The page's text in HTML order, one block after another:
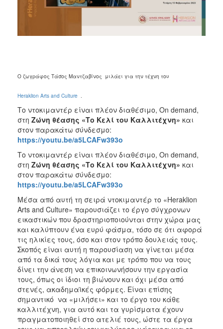
2016
2013
2010
2006
ΤΟΠΟΣ
ΠΟΛΙΤΙΣΜΟΣ
ΑΝΘΕΚΤΙΚΗ
ΠΟΛΗ
Ο ζωγράφος Τάσος Μαντζαβίνος μιλάει για την τέχνη του
Heraklion Arts and Culture .
Το ντοκιμαντέρ είναι πλέον διαθέσιμο, On demand,
στη Ζώνη θέασης «Το Κελί του Καλλιτέχνη» και
στον παρακάτω σύνδεσμο:
https://youtu.be/a5LCAFw393o
Το ντοκιμαντέρ είναι πλέον διαθέσιμο, On demand,
στη Ζώνη θέασης «Το Κελί του Καλλιτέχνη» και
στον παρακάτω σύνδεσμο:
https://youtu.be/a5LCAFw393o
Μέσα από αυτή τη σειρά ντοκιμαντέρ το «Heraklion
Arts and Culture» παρουσιάζει το έργο σύγχρονων
εικαστικών που δραστηριοποιούνται στην χώρα μας
και καλύπτουν ένα ευρύ φάσμα, τόσο σε ότι αφορά
τις ηλικίες τους, όσο και στον τρόπο δουλειάς τους.
Σκοπός είναι αυτή η παρουσίαση να γίνεται μέσα
από τα δικά τους λόγια και με τρόπο που να τους
δίνει την άνεση να επικοινωνήσουν την εργασία
τους, όπως οι ίδιοι τη βιώνουν και όχι μέσα από
στενές, ακαδημαϊκές φόρμες. Είναι επίσης
σημαντικό να «μιλήσει» και το έργο του κάθε
καλλιτέχνη, για αυτό και τα γυρίσματα έχουν
πραγματοποιηθεί στο ατελιέ τους, ώστε τα έργα